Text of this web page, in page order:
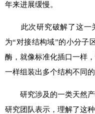
年来进展缓慢。
此次研究破解了这一关
为“对接结构域”的小分子
酶，就像标准化插口一样
一样组装出多个结构不同
研究涉及的一类天然产
研究团队表示，理解了这